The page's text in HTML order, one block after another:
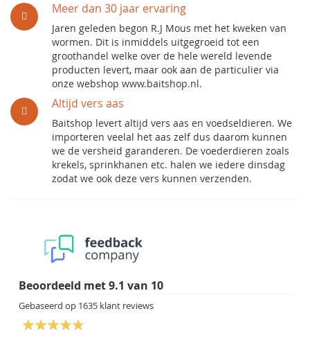
Meer dan 30 jaar ervaring
Jaren geleden begon R.J Mous met het kweken van
wormen. Dit is inmiddels uitgegroeid tot een
groothandel welke over de hele wereld levende
producten levert, maar ook aan de particulier via
onze webshop www.baitshop.nl.
Altijd vers aas
Baitshop levert altijd vers aas en voedseldieren. We
importeren veelal het aas zelf dus daarom kunnen
we de versheid garanderen. De voederdieren zoals
krekels, sprinkhanen etc. halen we iedere dinsdag
zodat we ook deze vers kunnen verzenden.
Beoordeeld met9.1 van 10
Gebaseerd op 1635 klant reviews